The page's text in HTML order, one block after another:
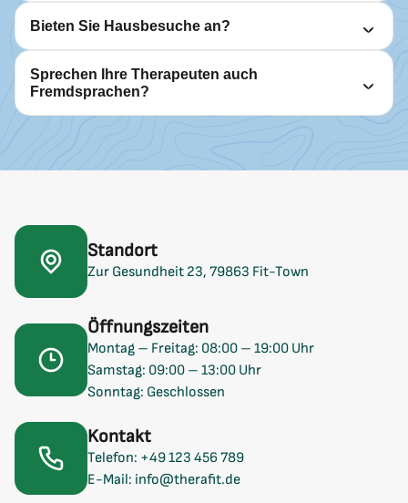
Bieten Sie Hausbesuche an?
Sprechen Ihre Therapeuten auch
Fremdsprachen?
Standort
Zur Gesundheit 23, 79863 Fit-Town
Öffnungszeiten
Montag – Freitag: 08:00 – 19:00 Uhr
Samstag: 09:00 – 13:00 Uhr
Sonntag: Geschlossen
Kontakt
Telefon: +49 123 456 789
E-Mail: info@therafit.de